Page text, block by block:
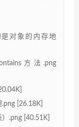
对象的内存地
方法.png
[26.18K]
.png [40.51K]